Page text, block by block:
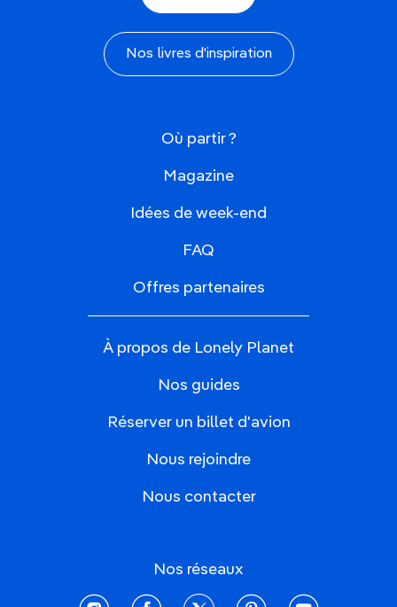
Nos livres d'inspiration
Où partir ?
Magazine
Idées de week-end
FAQ
Offres partenaires
À propos de Lonely Planet
Nos guides
Réserver un billet d'avion
Nous rejoindre
Nous contacter
Nos réseaux
instagramfacebooktwitter pinterestyoutube